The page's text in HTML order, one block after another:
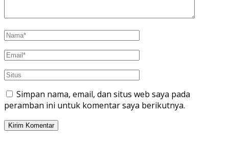
Simpan nama, email, dan situs web saya pada
peramban ini untuk komentar saya berikutnya.